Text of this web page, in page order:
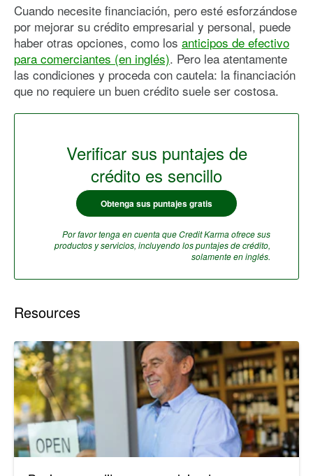
Cuando necesite financiación, pero esté esforzándose
por mejorar su crédito empresarial y personal, puede
haber otras opciones, como los anticipos de efectivo
para comerciantes (en inglés). Pero lea atentamente
las condiciones y proceda con cautela: la financiación
que no requiere un buen crédito suele ser costosa.
Verificar sus puntajes de
crédito es sencillo
Obtenga sus puntajes gratis
Por favor tenga en cuenta que Credit Karma ofrece sus
productos y servicios, incluyendo los puntajes de crédito,
solamente en inglés.
Resources